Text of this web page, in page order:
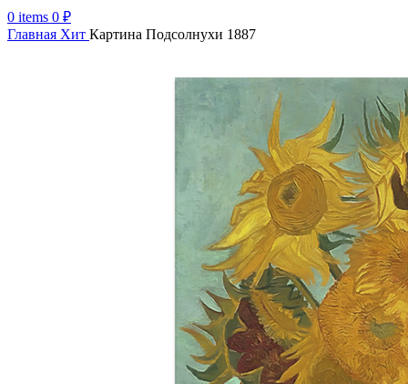
0 items 0 ₽
Главная Хит Картина Подсолнухи 1887